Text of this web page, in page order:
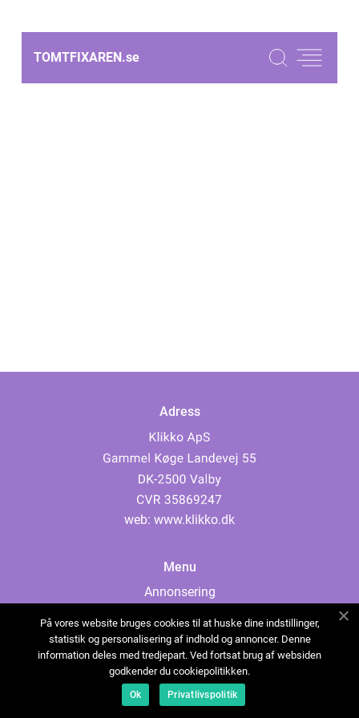
TOMTFIXAREN.se
Adress
web: www.klikko.dk
Menu
Annonsering
Cookies
Kontakta oss
Sitemap
På vores website bruges cookies til at huske dine indstillinger,
statistik og personalisering af indhold og annoncer. Denne
information deles med tredjepart. Ved fortsat brug af websiden
godkender du cookiepolitikken.
Ok Privatlivspolitik